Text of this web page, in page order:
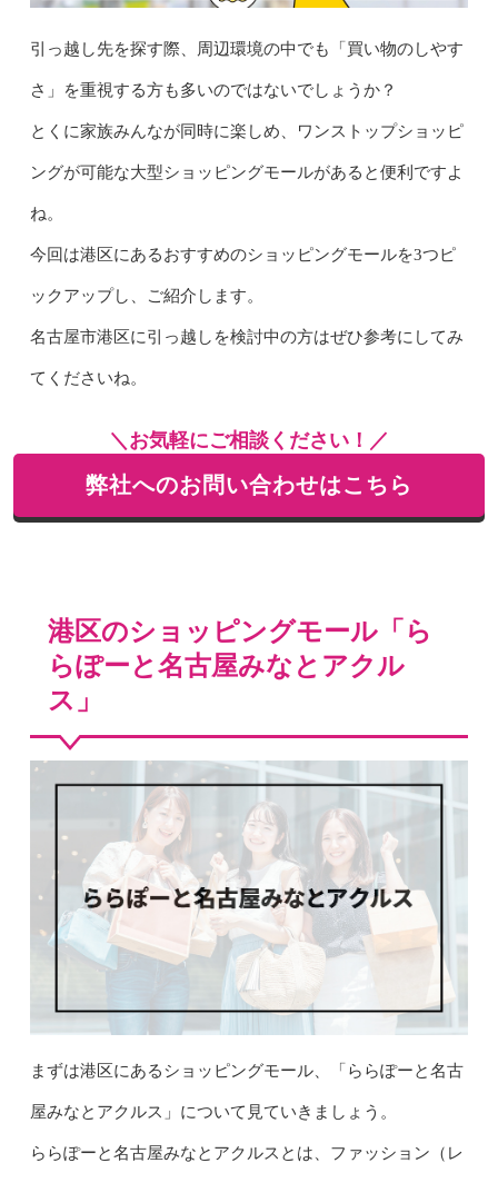
引っ越し先を探す際、周辺環境の中でも「買い物のしやす
さ」を重視する方も多いのではないでしょうか？
とくに家族みんなが同時に楽しめ、ワンストップショッピ
ングが可能な大型ショッピングモールがあると便利ですよ
ね。
今回は港区にあるおすすめのショッピングモールを3つピ
ックアップし、ご紹介します。
名古屋市港区に引っ越しを検討中の方はぜひ参考にしてみ
てくださいね。
＼お気軽にご相談ください！／
弊社へのお問い合わせはこちら
港区のショッピングモール「ら
らぽーと名古屋みなとアクル
ス」
まずは港区にあるショッピングモール、「ららぽーと名古
屋みなとアクルス」について見ていきましょう。
ららぽーと名古屋みなとアクルスとは、ファッション（レ